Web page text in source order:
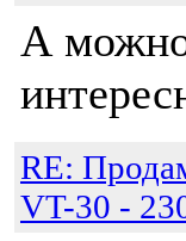
А
RE:
VT-30 -